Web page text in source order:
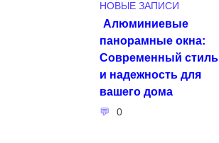
НОВЫЕ ЗАПИСИ
Алюминиевые
панорамные окна:
Современный стиль
и надежность для
вашего дома
0